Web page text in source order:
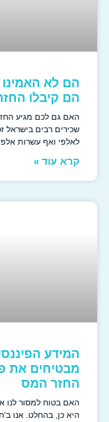
הם לא האמינו
הם קיבלו החזר
האם גם לכם מגיע החזר
שכירים רבים בישראל זכאים
לאלפי ואף עשרות אלפי
קרא עוד »
המידע הפיננסי
מבטיחים את
החזר המס
האם בטוח למסור לנו את
היא כן, בהחלט. אנו ב'חברה